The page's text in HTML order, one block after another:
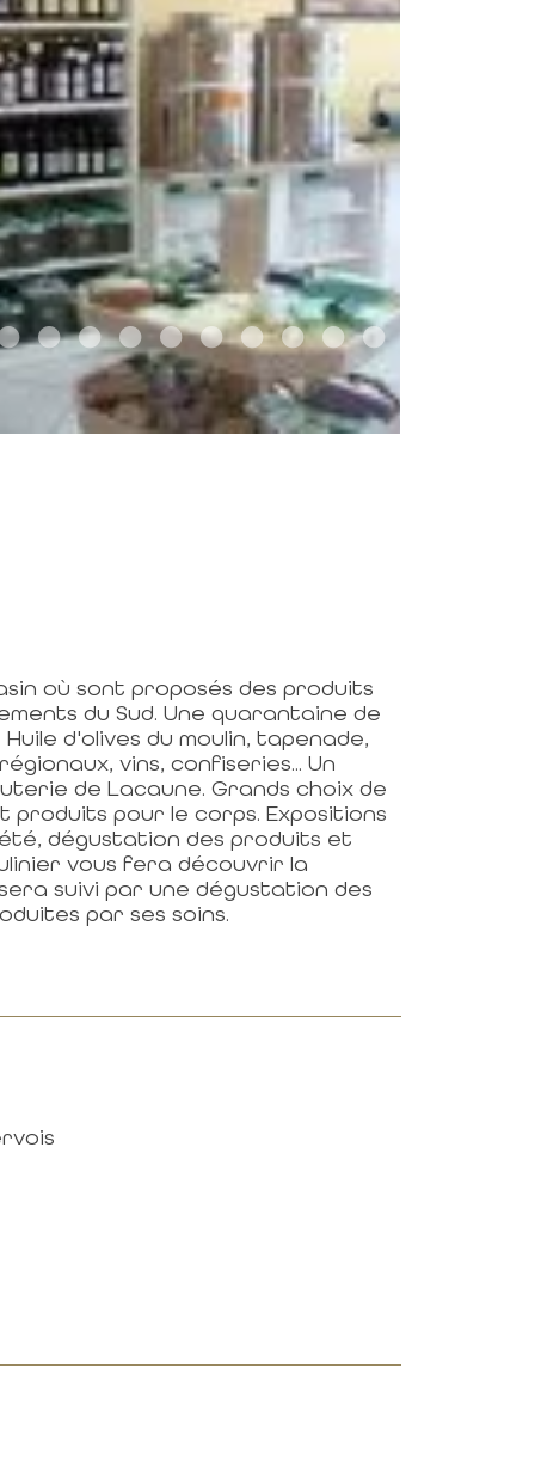
où sont proposés des produits
du Sud. Une quarantaine de
d'olives du moulin, tapenade,
vins, confiseries... Un
de Lacaune. Grands choix de
produits pour le corps. Expositions
dégustation des produits et
vous fera découvrir la
suivi par une dégustation des
par ses soins.